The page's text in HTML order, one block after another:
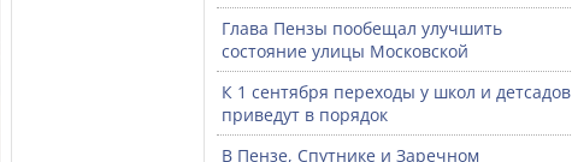
Глава Пензы пообещал улучшить
состояние улицы Московской
К 1 сентября переходы у школ и детсадов
приведут в порядок
В Пензе, Спутнике и Заречном